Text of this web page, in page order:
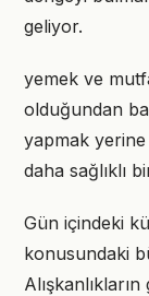
geliyor.
yemek ve
olduğundan
yapmak
daha sağlıklı
Gün içindeki
konusundaki